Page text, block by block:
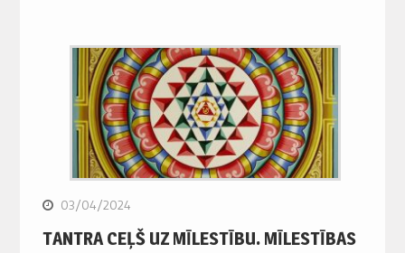
03/04/2024
TANTRA CEĻŠ UZ MĪLESTĪBU. MĪLESTĪBAS